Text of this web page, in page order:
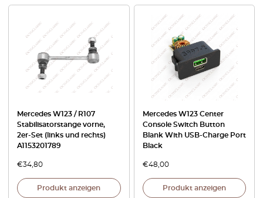
Mercedes W123 / R107
Stabilisatorstange vorne,
2er-Set (links und rechts)
A1153201789
€34,80
Produkt anzeigen
Mercedes W123 Center
Console Switch Button
Blank With USB-Charge Port
Black
€48,00
Produkt anzeigen